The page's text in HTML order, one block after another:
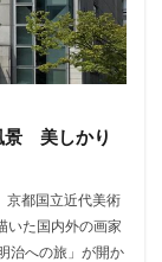
景 美しかり
都国立近代美術
いた国内外の画家
治への旅」が開か